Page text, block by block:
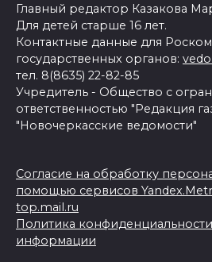
Главный редактор Казакова
Для детей старше 16 лет.
Контактные данные для
государственных органов:
тел. 8(8635) 22-82-85
Учредитель - Общество с
ответственностью "Редакция
"Новочеркасские ведомости"
Согласие на обработку
помощью сервисов
top.mail.ru
Политика
информации